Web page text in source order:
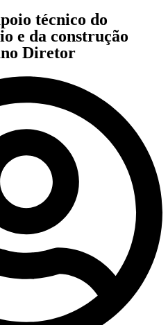
técnico do
e da construção
Diretor